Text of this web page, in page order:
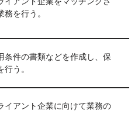
務を行う。
条件の書類などを作成し、保
行う。
イアント企業に向けて業務の